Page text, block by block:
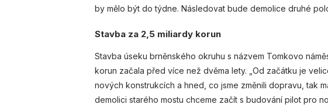
by mělo být do týdne. Následovat bude demolice druhé
Stavba za 2,5 miliardy korun
Stavba úseku brněnského okruhu s názvem Tomkovo
korun začala před více než dvěma lety. „Od začátku je
nových konstrukcích a hned, co jsme změnili dopravu, tak
demolici starého mostu chceme začít s budování pilot pro